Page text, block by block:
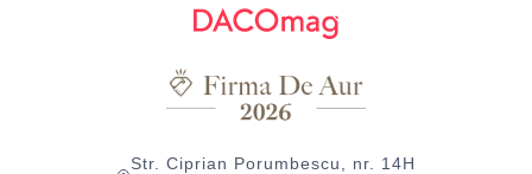
Str. Ciprian Porumbescu, nr. 14H